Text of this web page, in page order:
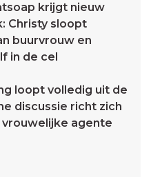
krijgt nieuw
Christy sloopt
buurvrouw en
in de cel
loopt volledig uit de
discussie richt zich
vrouwelijke agente